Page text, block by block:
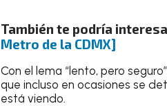
También te podría
Metro de la CDMX]
Con el lema “lento, pero
que incluso en ocasiones se
está viendo.